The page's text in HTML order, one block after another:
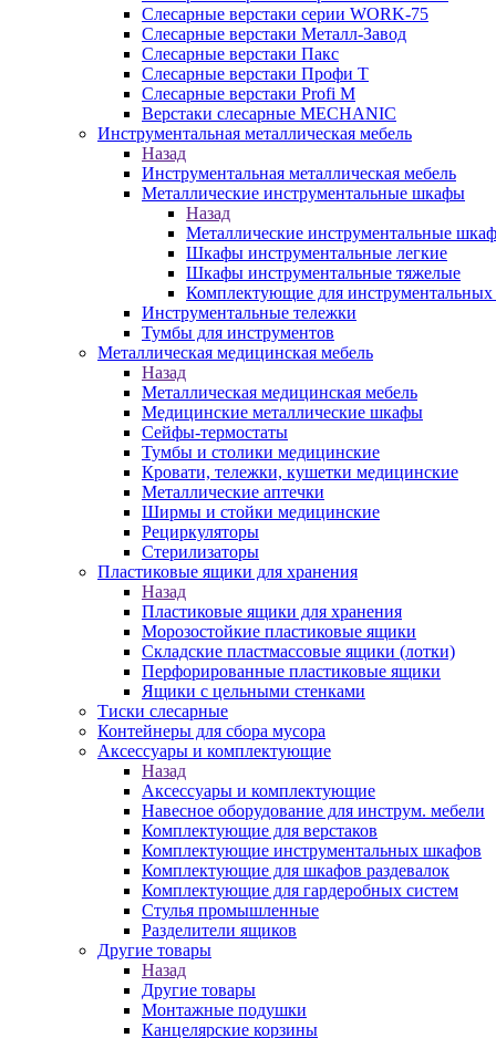
Слесарные верстаки серии WORK-75
Слесарные верстаки Металл-Завод
Слесарные верстаки Пакс
Слесарные верстаки Профи Т
Слесарные верстаки Profi M
Верстаки слесарные MECHANIC
Инструментальная металлическая мебель
Назад
Инструментальная металлическая мебель
Металлические инструментальные шкафы
Назад
Металлические инструментальные
Шкафы инструментальные легкие
Шкафы инструментальные тяжелые
Комплектующие для
Инструментальные тележки
Тумбы для инструментов
Металлическая медицинская мебель
Назад
Металлическая медицинская мебель
Медицинские металлические шкафы
Сейфы-термостаты
Тумбы и столики медицинские
Кровати, тележки, кушетки медицинские
Металлические аптечки
Ширмы и стойки медицинские
Рециркуляторы
Стерилизаторы
Пластиковые ящики для хранения
Назад
Пластиковые ящики для хранения
Морозостойкие пластиковые ящики
Складские пластмассовые ящики (лотки)
Перфорированные пластиковые ящики
Ящики с цельными стенками
Тиски слесарные
Контейнеры для сбора мусора
Аксессуары и комплектующие
Назад
Аксессуары и комплектующие
Навесное оборудование для инструм. мебели
Комплектующие для верстаков
Комплектующие инструментальных шкафов
Комплектующие для шкафов раздевалок
Комплектующие для гардеробных систем
Стулья промышленные
Разделители ящиков
Другие товары
Назад
Другие товары
Монтажные подушки
Канцелярские корзины